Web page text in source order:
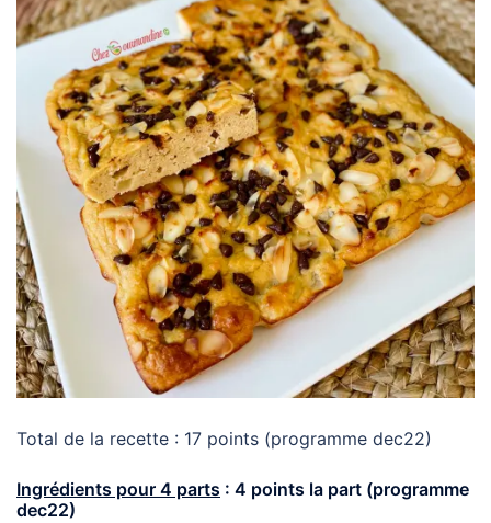
Total de la recette : 17 points (programme dec22)
Ingrédients pour 4 parts : 4 points la part (programme
dec22)